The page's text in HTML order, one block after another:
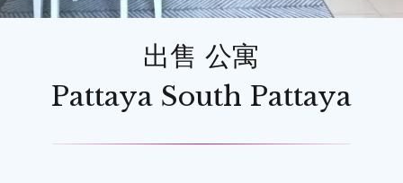
出售 公寓
Pattaya South Pattaya